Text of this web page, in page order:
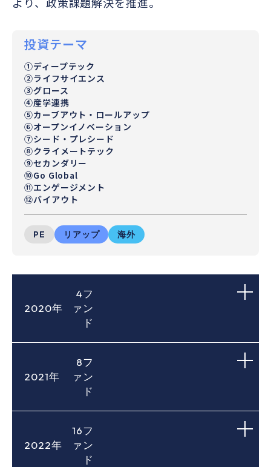
投資テーマ
①ディープテック
②ライフサイエンス
③グロース
④産学連携
⑤カーブアウト・ロールアップ
⑥オープンイノベーション
⑦シード・プレシード
⑧クライメートテック
⑨セカンダリー
⑩Go Global
⑪エンゲージメント
⑫バイアウト
PE リアップ 海外
2020年
4フ
ァン
ド
2号
①ディープテック
②ライフサイエンス
初号
②ライフサイエンス
⑥オープンイノベーション
2021年
8フ
ァン
ド
3号
①ディープテック
④産学連携
2022年
16フ
ァン
ド